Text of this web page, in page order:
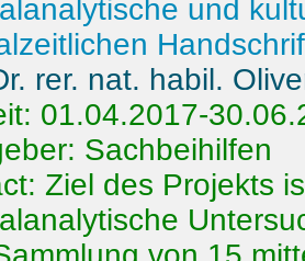
und
rer. nat. habil.
01.04.2017-
Sachbeihilfen
Ziel des Projekts